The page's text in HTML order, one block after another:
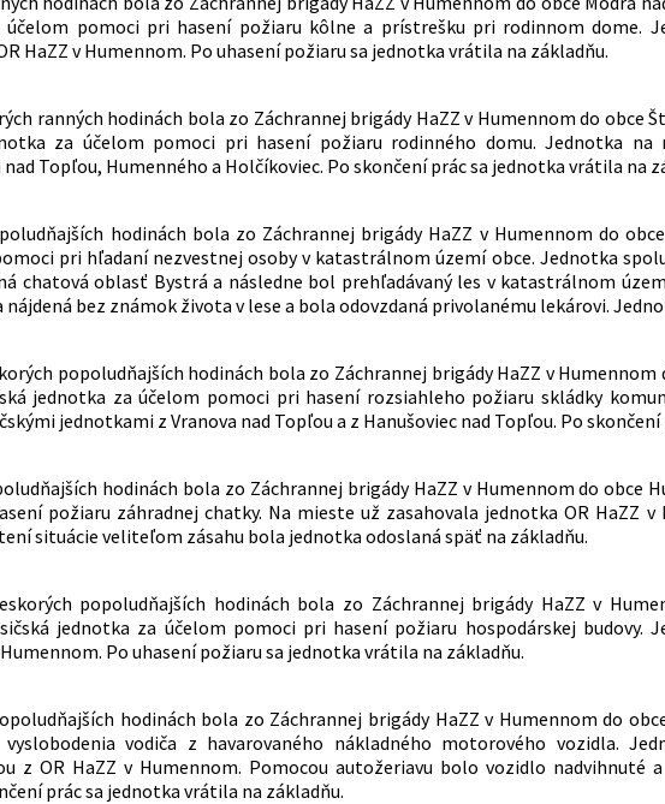
účelom pomoci pri hasení požiaru kôlne a prístrešku pri rodinnom dome.
HaZZ v Humennom. Po uhasení požiaru sa jednotka vrátila na základňu.
ranných hodinách bola zo Záchrannej brigády HaZZ v Humennom do obce
za účelom pomoci pri hasení požiaru rodinného domu. Jednotka na
Topľou, Humenného a Holčíkoviec. Po skončení prác sa jednotka vrátila na
hodinách bola zo Záchrannej brigády HaZZ v Humennom do
pri hľadaní nezvestnej osoby v katastrálnom území obce. Jednotka
chatová oblasť Bystrá a následne bol prehľadávaný les v katastrálnom
bez známok života v lese a bola odovzdaná privolanému lekárovi.
popoludňajších hodinách bola zo Záchrannej brigády HaZZ v
jednotka za účelom pomoci pri hasení rozsiahleho požiaru skládky
jednotkami z Vranova nad Topľou a z Hanušoviec nad Topľou. Po
hodinách bola zo Záchrannej brigády HaZZ v Humennom do obce
požiaru záhradnej chatky. Na mieste už zasahovala jednotka OR HaZZ
situácie veliteľom zásahu bola jednotka odoslaná späť na základňu.
popoludňajších hodinách bola zo Záchrannej brigády HaZZ v
jednotka za účelom pomoci pri hasení požiaru hospodárskej budovy.
Po uhasení požiaru sa jednotka vrátila na základňu.
hodinách bola zo Záchrannej brigády HaZZ v Humennom do
vodiča z havarovaného nákladného motorového vozidla.
z OR HaZZ v Humennom. Pomocou autožeriavu bolo vozidlo nadvihnuté
prác sa jednotka vrátila na základňu.